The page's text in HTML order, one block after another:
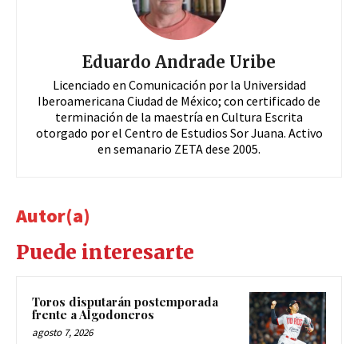
Eduardo Andrade Uribe
Licenciado en Comunicación por la Universidad
Iberoamericana Ciudad de México; con certificado de
terminación de la maestría en Cultura Escrita
otorgado por el Centro de Estudios Sor Juana. Activo
en semanario ZETA dese 2005.
Autor(a)
Puede interesarte
Toros disputarán postemporada
frente a Algodoneros
agosto 7, 2026